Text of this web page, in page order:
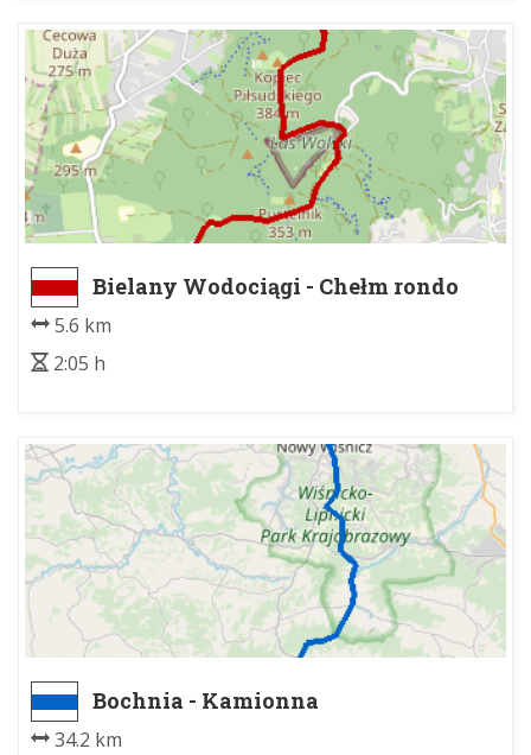
Bielany Wodociągi - Chełm rondo
5.6 km
2:05 h
Bochnia - Kamionna
34.2 km